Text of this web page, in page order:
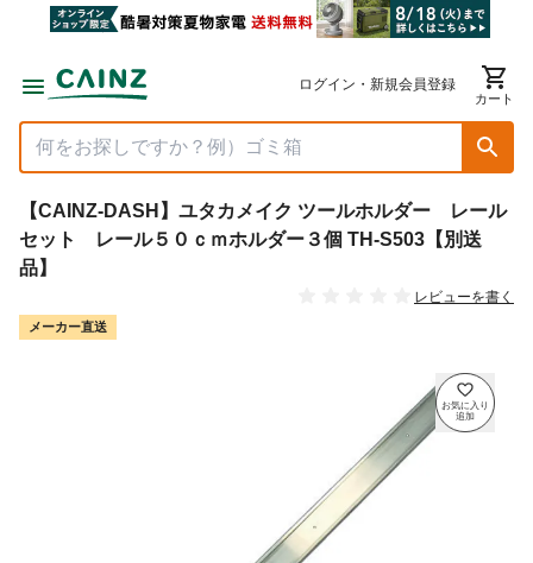
ログイン・新規会員登録
カート
【CAINZ-DASH】ユタカメイク ツールホルダー レール
セット レール５０ｃｍホルダー３個 TH-S503【別送
品】
レビューを書く
メーカー直送